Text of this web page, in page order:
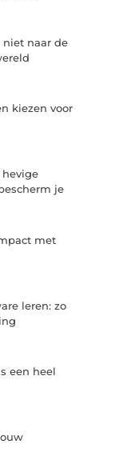
niet naar de
kiezen voor
hevige
je
met
leren: zo
een heel